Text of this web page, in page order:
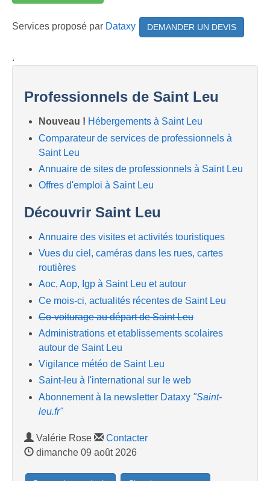
Services proposé par Dataxy DEMANDER UN DEVIS
.
Professionnels de Saint Leu
Nouveau ! Hébergements à Saint Leu
Comparateur de services de professionnels à
Saint Leu
Annuaire de sites de professionnels à Saint Leu
Offres d'emploi à Saint Leu
Découvrir Saint Leu
Annuaire des visites et activités touristiques
Vues du ciel, caméras dans les rues, cartes
routières
Aoc, Aop, Igp à Saint Leu et autour
Ce mois-ci, actualités récentes de Saint Leu
Co-voiturage au départ de Saint Leu
Administrations et etablissements scolaires
autour de Saint Leu
Vigilance météo de Saint Leu
Saint-leu à l'international sur le web
Abonnement à la newsletter Dataxy "Saint-
leu.fr"
Valérie Rose
Contacter
dimanche 09 août 2026